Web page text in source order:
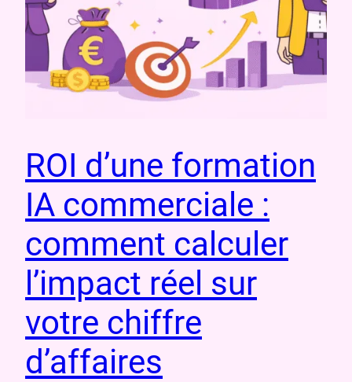
ROI d’une formation
IA commerciale :
comment calculer
l’impact réel sur
votre chiffre
d’affaires